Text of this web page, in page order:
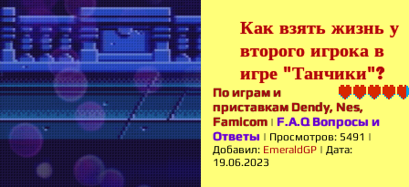
Как взять жизнь у
второго игрока в
игре "Танчики"?
По играм и
приставкам Dendy, Nes,
Famicom | F.A.Q Вопросы и
Ответы | Просмотров: 5491 |
Добавил: EmeraldGP | Дата:
19.06.2023